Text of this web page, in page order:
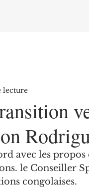
lecture
avec les propos
le Conseiller
congolaises.